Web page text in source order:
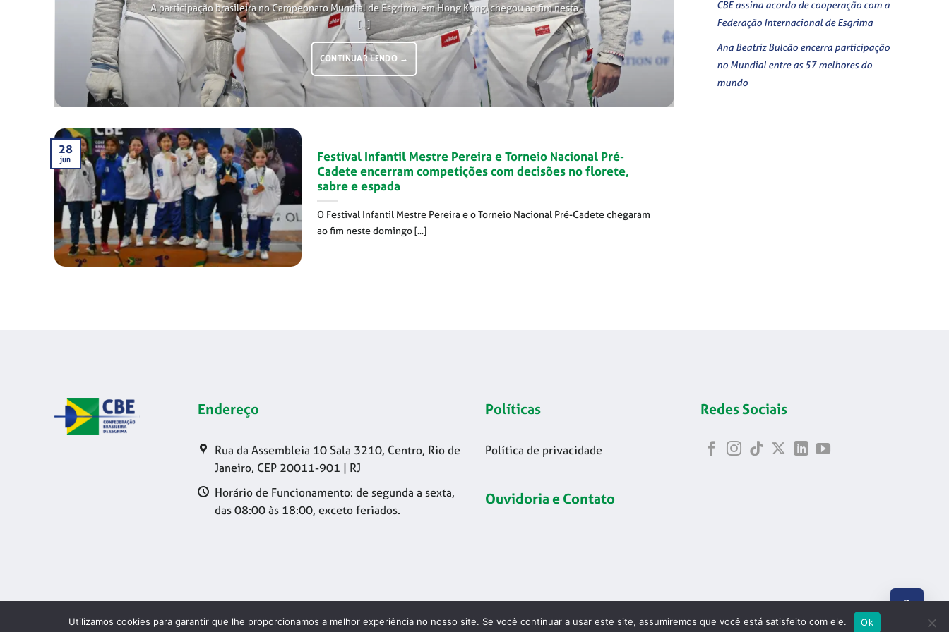
A participação brasileira no Campeonato Mundial de Esgrima, em Hong Kong, chegou ao fim nesta
[...]
CONTINUAR LENDO →
Festival Infantil Mestre Pereira e Torneio Nacional Pré-
Cadete encerram competições com decisões no florete,
sabre e espada
O Festival Infantil Mestre Pereira e o Torneio Nacional Pré-Cadete chegaram
ao fim neste domingo [...]
28
jun
CBE assina acordo de cooperação com a
Federação Internacional de Esgrima
Ana Beatriz Bulcão encerra participação
no Mundial entre as 57 melhores do
mundo
Endereço
Rua da Assembleia 10 Sala 3210, Centro, Rio de
Janeiro, CEP 20011-901 | RJ
Horário de Funcionamento: de segunda a sexta,
das 08:00 às 18:00, exceto feriados.
Políticas
Política de privacidade
Ouvidoria e Contato
Redes Sociais
Copyright 2026 © Codelapa | 2024 Confederação Brasileira de Esgrima - CNPJ 42.178.699/0001-24
Utilizamos cookies para garantir que lhe proporcionamos a melhor experiência no nosso site. Se você continuar a usar este site, assumiremos que você está satisfeito com ele. Ok